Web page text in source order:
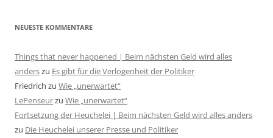
NEUESTE KOMMENTARE
Things that never happened | Beim nächsten Geld wird alles
anderszu Es gibt für die Verlogenheit der Politiker
Friedrich zu Wie „unerwartet“
LePenseurzu Wie „unerwartet“
Fortsetzung der Heuchelei | Beim nächsten Geld wird alles anders
zu Die Heuchelei unserer Presse und Politiker